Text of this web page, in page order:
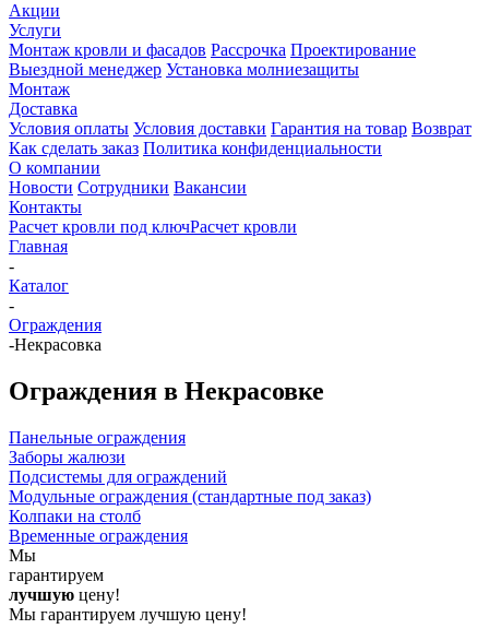
Акции
Услуги
Монтаж кровли и фасадов Рассрочка Проектирование
Выездной менеджер Установка молниезащиты
Монтаж
Доставка
Условия оплаты Условия доставки Гарантия на товар Возврат
Как сделать заказ Политика конфиденциальности
О компании
Новости Сотрудники Вакансии
Контакты
Расчет кровли под ключРасчет кровли
Главная
-
Каталог
-
Ограждения
-Некрасовка
Ограждения в Некрасовке
Панельные ограждения
Заборы жалюзи
Подсистемы для ограждений
Модульные ограждения (стандартные под заказ)
Колпаки на столб
Временные ограждения
Мы
гарантируем
лучшую цену!
Мы гарантируем лучшую цену!